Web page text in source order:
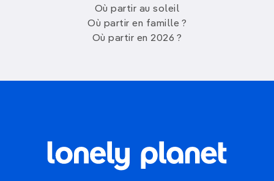
Où partir au soleil
Où partir en famille ?
Où partir en 2026 ?